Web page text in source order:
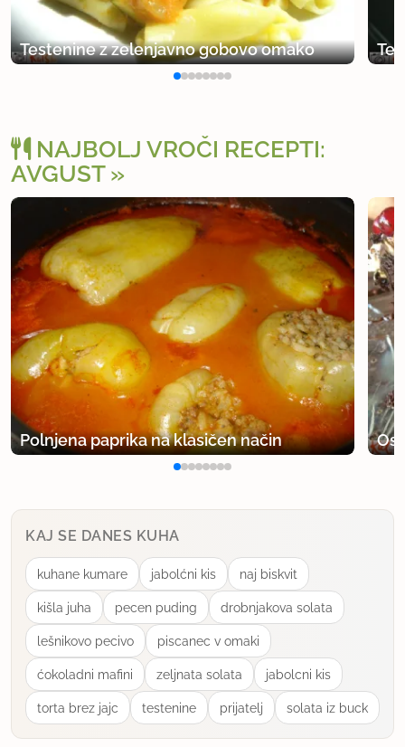
Testenine z zelenjavno gobovo omako
NAJBOLJ VROČI RECEPTI:
AVGUST
Polnjena paprika na klasičen način
KAJ SE DANES KUHA
kuhane kumare jabolćni kis naj biskvit
kišla juha pecen puding drobnjakova solata
lešnikovo pecivo piscanec v omaki
ćokoladni mafini zeljnata solata jabolcni kis
torta brez jajc testenine prijatelj solata iz buck